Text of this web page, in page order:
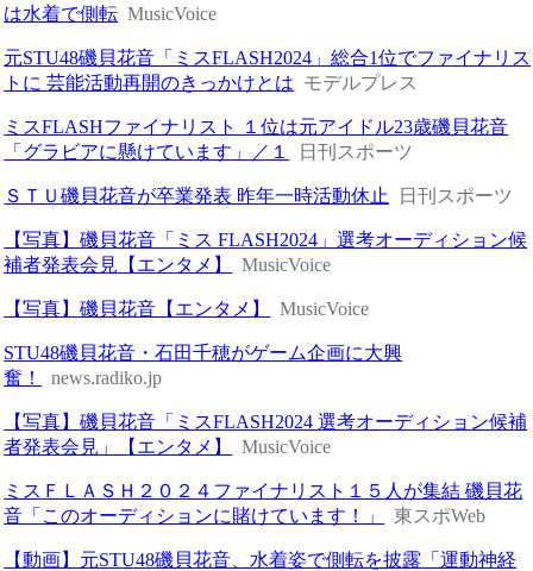
は水着で側転 MusicVoice
元STU48磯貝花音「ミスFLASH2024」総合1位でファイナリス
トに 芸能活動再開のきっかけとは モデルプレス
ミスFLASHファイナリスト １位は元アイドル23歳磯貝花音
「グラビアに懸けています」／１
日刊スポーツ
ＳＴＵ磯貝花音が卒業発表 昨年一時活動休止 日刊スポーツ
【写真】磯貝花音「ミス FLASH2024」選考オーディション候
補者発表会見【エンタメ】
MusicVoice
【写真】磯貝花音【エンタメ】 MusicVoice
STU48磯貝花音・石田千穂がゲーム企画に大興
奮！
news.radiko.jp
【写真】磯貝花音「ミスFLASH2024 選考オーディション候補
者発表会見」【エンタメ】
MusicVoice
ミスＦＬＡＳＨ２０２４ファイナリスト１５人が集結 磯貝花
音「このオーディションに賭けています！」
東スポWeb
【動画】元STU48磯貝花音、水着姿で側転を披露「運動神経